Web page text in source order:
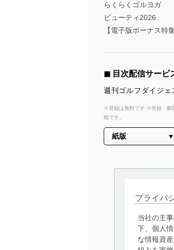
らくらくゴルヨガ
ビューティ2026
【電子版ボーナス特
◼︎ 目次配信サービ
週刊ゴルフダイジェ
※登録は無料です ※登録・解
能です。
プライバ
当社の主
下、個人
な情報資